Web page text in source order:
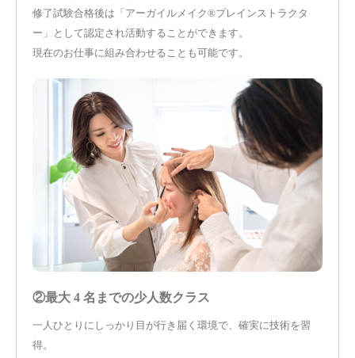
修了試験合格後は「アーガイルメイク®プレインストラクタ
ー」として認定され活動することができます。
現在のお仕事に組み合わせることも可能です。
②最大 4 名までの少人数クラス
一人ひとりにしっかり目が行き届く環境で、確実に技術を習
得。